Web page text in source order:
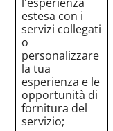
estesa con i
servizi collegati
o
personalizzare
la tua
esperienza e le
opportunità di
fornitura del
servizio;